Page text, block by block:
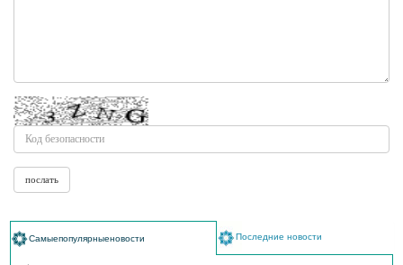
Самыепопулярныеновости Последние новости